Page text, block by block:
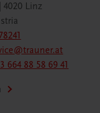
4020 Linz
664 88 58 69 41